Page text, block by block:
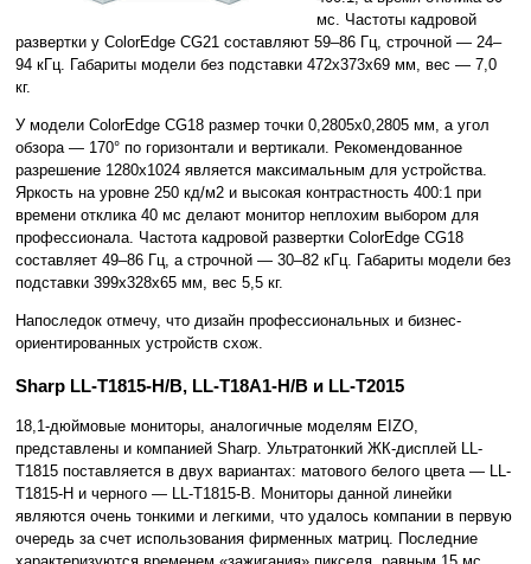
мс. Частоты кадровой
развертки у ColorEdge CG21 составляют 59–86 Гц, строчной — 24–
94 кГц. Габариты модели без подставки 472x373x69 мм, вес — 7,0
кг.
У модели ColorEdge CG18 размер точки 0,2805x0,2805 мм, а угол
обзора — 170° по горизонтали и вертикали. Рекомендованное
разрешение 1280x1024 является максимальным для устройства.
Яркость на уровне 250 кд/м2 и высокая контрастность 400:1 при
времени отклика 40 мс делают монитор неплохим выбором для
профессионала. Частота кадровой развертки ColorEdge CG18
составляет 49–86 Гц, а строчной — 30–82 кГц. Габариты модели без
подставки 399x328x65 мм, вес 5,5 кг.
Напоследок отмечу, что дизайн профессиональных и бизнес-
ориентированных устройств схож.
Sharp LL-T1815-H/B, LL-T18A1-H/B и LL-T2015
18,1-дюймовые мониторы, аналогичные моделям EIZO,
представлены и компанией Sharp. Ультратонкий ЖК-дисплей LL-
T1815 поставляется в двух вариантах: матового белого цвета — LL-
T1815-H и черного — LL-T1815-B. Мониторы данной линейки
являются очень тонкими и легкими, что удалось компании в первую
очередь за счет использования фирменных матриц. Последние